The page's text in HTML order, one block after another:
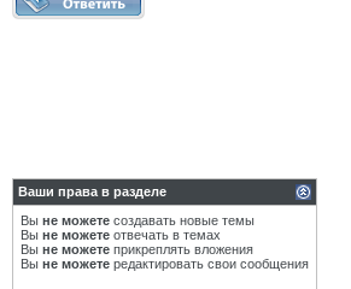
Ваши права в разделе
Вы не можете создавать новые темы
Вы не можете отвечать в темах
Вы не можете прикреплять вложения
Вы не можете редактировать свои сообщения